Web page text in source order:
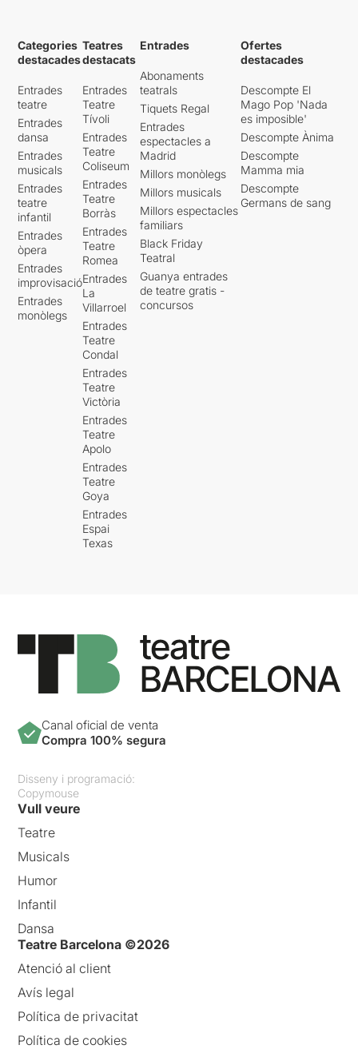
Categories
destacades
Entrades
teatre
Entrades
dansa
Entrades
musicals
Entrades
teatre
infantil
Entrades
òpera
Entrades
improvisació
Entrades
monòlegs
Teatres
destacats
Entrades
Teatre
Tívoli
Entrades
Teatre
Coliseum
Entrades
Teatre
Borràs
Entrades
Teatre
Romea
Entrades
La
Villarroel
Entrades
Teatre
Condal
Entrades
Teatre
Victòria
Entrades
Teatre
Apolo
Entrades
Teatre
Goya
Entrades
Espai
Texas
Entrades
Abonaments
teatrals
Tiquets Regal
Entrades
espectacles a
Madrid
Millors monòlegs
Millors musicals
Millors espectacles
familiars
Black Friday
Teatral
Guanya entrades
de teatre gratis -
concursos
Ofertes
destacades
Descompte El
Mago Pop 'Nada
es imposible'
Descompte Ànima
Descompte
Mamma mia
Descompte
Germans de sang
Canal oficial de venta
Compra 100% segura
Disseny i programació:
Copymouse
Vull veure
Teatre
Musicals
Humor
Infantil
Dansa
Teatre Barcelona ©2026
Atenció al client
Avís legal
Política de privacitat
Política de cookies